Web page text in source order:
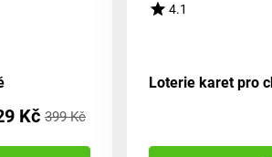
Kč 399 Kč
4.1